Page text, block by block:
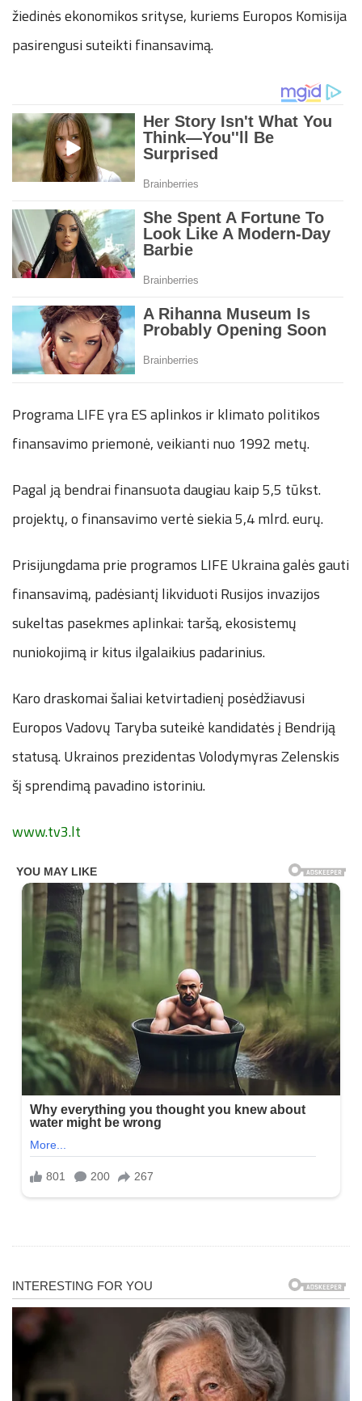
žiedinės ekonomikos srityse, kuriems Europos Komisija
pasirengusi suteikti finansavimą.
Programa LIFE yra ES aplinkos ir klimato politikos
finansavimo priemonė, veikianti nuo 1992 metų.
Pagal ją bendrai finansuota daugiau kaip 5,5 tūkst.
projektų, o finansavimo vertė siekia 5,4 mlrd. eurų.
Prisijungdama prie programos LIFE Ukraina galės gauti
finansavimą, padėsiantį likviduoti Rusijos invazijos
sukeltas pasekmes aplinkai: taršą, ekosistemų
nuniokojimą ir kitus ilgalaikius padarinius.
Karo draskomai šaliai ketvirtadienį posėdžiavusi
Europos Vadovų Taryba suteikė kandidatės į Bendriją
statusą. Ukrainos prezidentas Volodymyras Zelenskis
šį sprendimą pavadino istoriniu.
www.tv3.lt